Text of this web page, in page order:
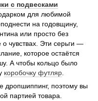
с подвесками
для любимой
на годовщину,
или просто без
чувствах. Эти серьги —
которое остаётся
А чтобы кольцо было
коробочку футляр.
дропшиппинг, поэтому вы
партией товара.